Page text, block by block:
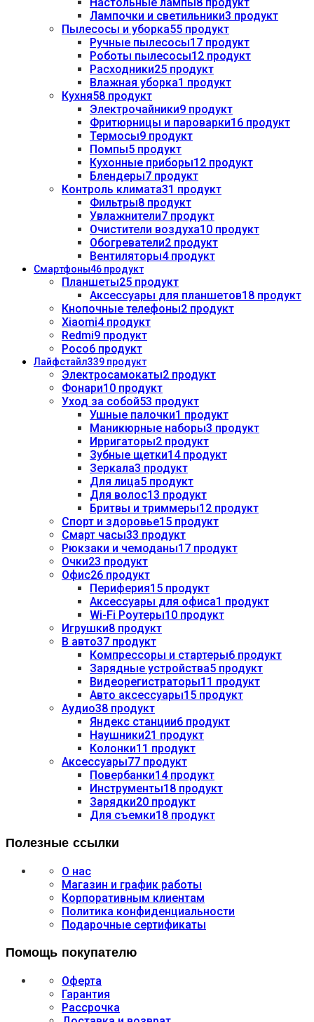
Лампочки и светильники3 продукт
Пылесосы и уборка55 продукт
Ручные пылесосы17 продукт
Роботы пылесосы12 продукт
Расходники25 продукт
Влажная уборка1 продукт
Кухня58 продукт
Электрочайники9 продукт
Фритюрницы и пароварки16 продукт
Термосы9 продукт
Помпы5 продукт
Кухонные приборы12 продукт
Блендеры7 продукт
Контроль климата31 продукт
Фильтры8 продукт
Увлажнители7 продукт
Очистители воздуха10 продукт
Обогреватели2 продукт
Вентиляторы4 продукт
Смартфоны46 продукт
Планшеты25 продукт
Аксессуары для планшетов18 продукт
Кнопочные телефоны2 продукт
Xiaomi4 продукт
Redmi9 продукт
Poco6 продукт
Лайфстайл339 продукт
Электросамокаты2 продукт
Фонари10 продукт
Уход за собой53 продукт
Ушные палочки1 продукт
Маникюрные наборы3 продукт
Ирригаторы2 продукт
Зубные щетки14 продукт
Зеркала3 продукт
Для лица5 продукт
Для волос13 продукт
Бритвы и триммеры12 продукт
Спорт и здоровье15 продукт
Смарт часы33 продукт
Рюкзаки и чемоданы17 продукт
Очки23 продукт
Офис26 продукт
Периферия15 продукт
Аксессуары для офиса1 продукт
Wi-Fi Роутеры10 продукт
Игрушки8 продукт
В авто37 продукт
Компрессоры и стартеры6 продукт
Зарядные устройства5 продукт
Видеорегистраторы11 продукт
Авто аксессуары15 продукт
Аудио38 продукт
Яндекс станции6 продукт
Наушники21 продукт
Колонки11 продукт
Аксессуары77 продукт
Повербанки14 продукт
Инструменты18 продукт
Зарядки20 продукт
Для съемки18 продукт
Полезные ссылки
О нас
Магазин и график работы
Корпоративным клиентам
Политика конфиденциальности
Подарочные сертификаты
Помощь покупателю
Оферта
Гарантия
Рассрочка